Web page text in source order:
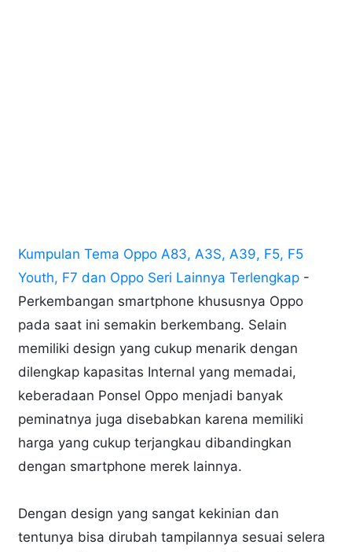
Kumpulan Tema Oppo A83, A3S, A39, F5, F5
Youth, F7 dan Oppo Seri Lainnya Terlengkap -
Perkembangan smartphone khususnya Oppo
pada saat ini semakin berkembang. Selain
memiliki design yang cukup menarik dengan
dilengkap kapasitas Internal yang memadai,
keberadaan Ponsel Oppo menjadi banyak
peminatnya juga disebabkan karena memiliki
harga yang cukup terjangkau dibandingkan
dengan smartphone merek lainnya.
Dengan design yang sangat kekinian dan
tentunya bisa dirubah tampilannya sesuai selera